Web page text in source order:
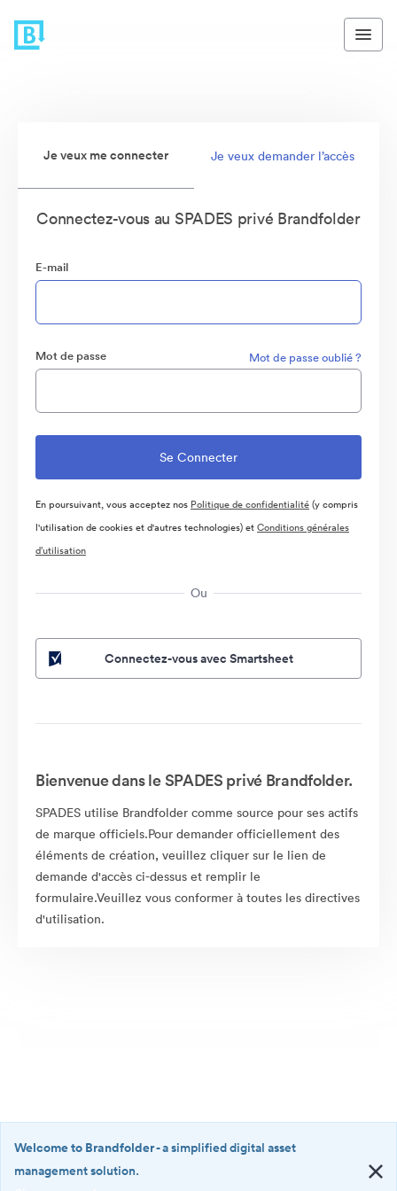
Je veux me connecter Je veux demander l’accès
Connectez-vous au SPADES privé Brandfolder
E-mail
Mot de passe Mot de passe oublié ?
En poursuivant, vous acceptez nos Politique de confidentialité(y compris
l'utilisation de cookies et d'autres technologies) etConditions générales
d’utilisation
Ou
Connectez-vous avec Smartsheet
Bienvenue dans le SPADES privé Brandfolder.
SPADES utilise Brandfolder comme source pour ses actifs
de marque officiels.Pour demander officiellement des
éléments de création, veuillez cliquer sur le lien de
demande d'accès ci-dessus et remplir le
formulaire.Veuillez vous conformer à toutes les directives
d'utilisation.
Welcome to Brandfolder- a simplified digital asset
management solution.